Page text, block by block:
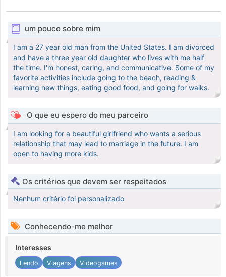
um pouco sobre mim
I am a 27 year old man from the United States. I am divorced
and have a three year old daughter who lives with me half
the time. I'm honest, caring, and communicative. Some of my
favorite activities include going to the beach, reading &
learning new things, eating good food, and going for walks.
O que eu espero do meu parceiro
I am looking for a beautiful girlfriend who wants a serious
relationship that may lead to marriage in the future. I am
open to having more kids.
Os critérios que devem ser respeitados
Nenhum critério foi personalizado
Conhecendo-me melhor
Interesses
Lendo Viagens Videogames